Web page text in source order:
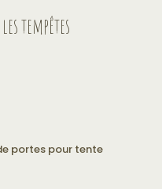
tempêtes